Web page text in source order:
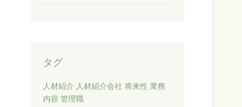
タグ
人材紹介 人材紹介会社 将来性 業務
内容 管理職